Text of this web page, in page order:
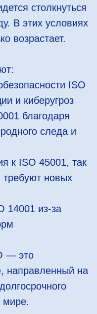
столкнуться
В этих условиях
возрастает.
ISO
и киберугроз
благодаря
следа и
к ISO 45001, так
требуют новых
14001 из-за
— это
направленный на
мире.